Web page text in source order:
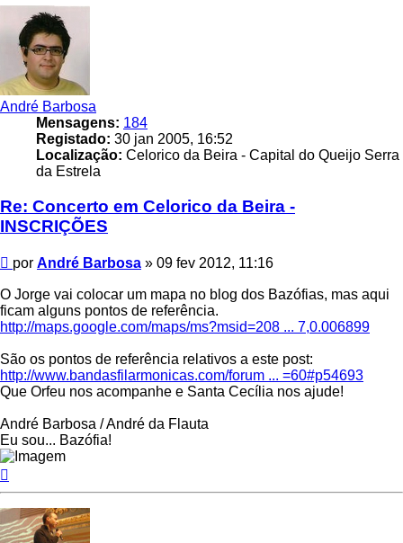
André Barbosa
Mensagens: 184
Registado: 30 jan 2005, 16:52
Localização: Celorico da Beira - Capital do Queijo Serra
da Estrela
Re: Concerto em Celorico da Beira -
INSCRIÇÕES
Mensagem
por André Barbosa » 09 fev 2012, 11:16
O Jorge vai colocar um mapa no blog dos Bazófias, mas aqui
ficam alguns pontos de referência.
http://maps.google.com/maps/ms?msid=208 ... 7,0.006899
São os pontos de referência relativos a este post:
http://www.bandasfilarmonicas.com/forum ... =60#p54693
Que Orfeu nos acompanhe e Santa Cecília nos ajude!
André Barbosa / André da Flauta
Eu sou... Bazófia!